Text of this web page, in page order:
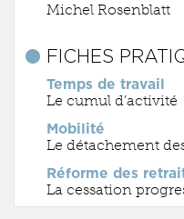
Michel Rosenblatt
FICHES
Temps de travail
Le cumul d’activité
Mobilité
Le détachement
Réforme des
La cessation